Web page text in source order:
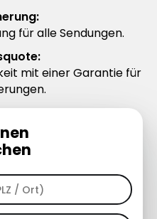
für alle Sendungen.
mit einer Garantie für